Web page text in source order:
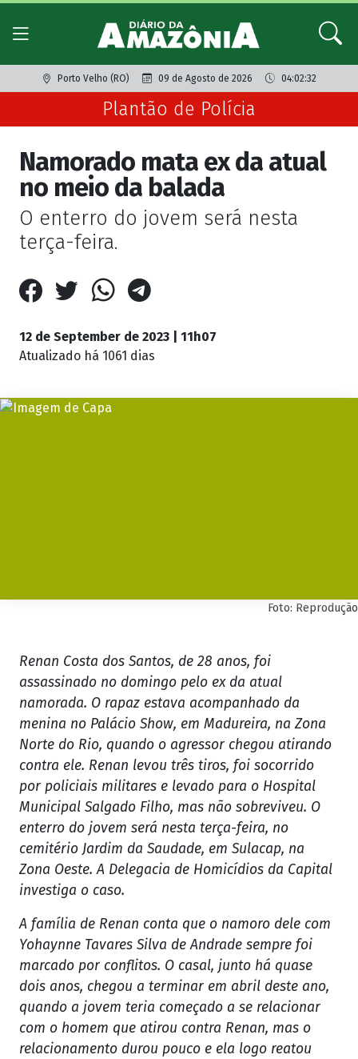
Porto Velho (RO) 09 de Agosto de 2026 04:02:32
Plantão de Polícia
Namorado mata ex da atual
no meio da balada
O enterro do jovem será nesta
terça-feira.
12 de September de 2023 | 11h07
Atualizado há 1061 dias
Foto: Reprodução
Renan Costa dos Santos, de 28 anos, foi
assassinado no domingo pelo ex da atual
namorada. O rapaz estava acompanhado da
menina no Palácio Show, em Madureira, na Zona
Norte do Rio, quando o agressor chegou atirando
contra ele. Renan levou três tiros, foi socorrido
por policiais militares e levado para o Hospital
Municipal Salgado Filho, mas não sobreviveu. O
enterro do jovem será nesta terça-feira, no
cemitério Jardim da Saudade, em Sulacap, na
Zona Oeste. A Delegacia de Homicídios da Capital
investiga o caso.
A família de Renan conta que o namoro dele com
Yohaynne Tavares Silva de Andrade sempre foi
marcado por conflitos. O casal, junto há quase
dois anos, chegou a terminar em abril deste ano,
quando a jovem teria começado a se relacionar
com o homem que atirou contra Renan, mas o
relacionamento durou pouco e ela logo reatou